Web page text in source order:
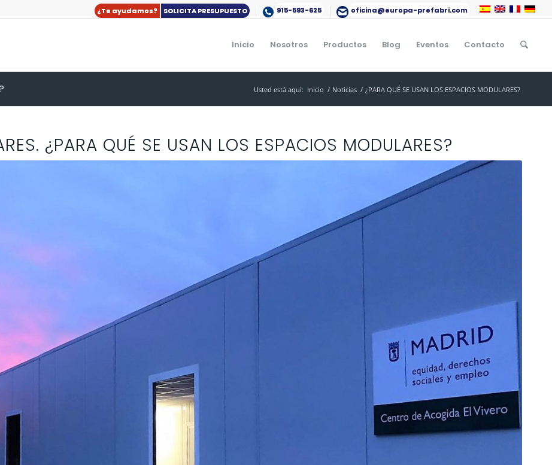
¿Te ayudamos? SOLICITA PRESUPUESTO 915-593-625 oficina@europa-prefabri.com
Inicio Nosotros Productos Blog Eventos Contacto
Usted está aquí: Inicio / Noticias / ¿PARA QUÉ SE USAN LOS ESPACIOS MODULARES?
¿PARA QUÉ SE USAN LOS ESPACIOS MODULARES?